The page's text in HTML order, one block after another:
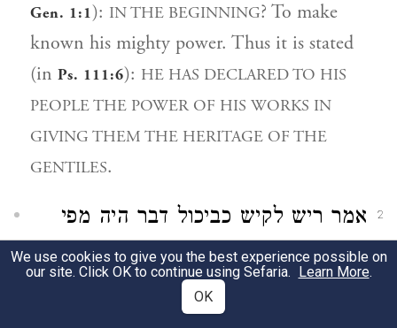
Gen. 1:1): IN THE BEGINNING? To make
known his mighty power. Thus it is stated
(in Ps. 111:6): HE HAS DECLARED TO HIS
PEOPLE THE POWER OF HIS WORKS IN
GIVING THEM THE HERITAGE OF THE
GENTILES.
2
אמר ריש לקיש כביכול דבר היה מפי
הקב"ה, בדבר ה' שמים נעשו(שם לג ו),
וכתיב בו ברא, אלא ליפרע מן הרשעים
We use cookies to give you the best experience possible on
our site. Click OK to continue using Sefaria. Learn More.
OK